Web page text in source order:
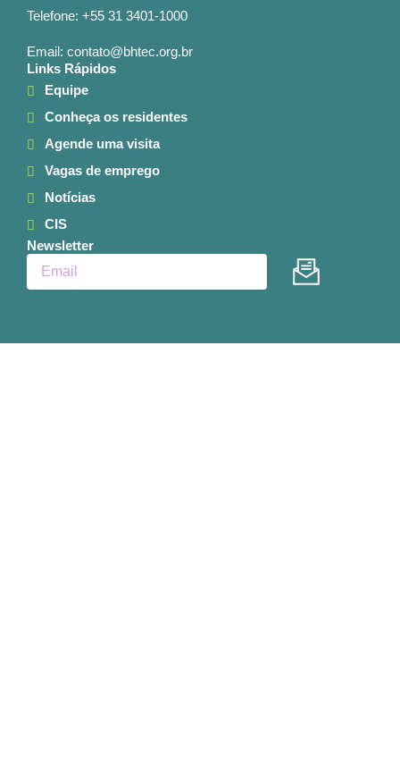
Telefone: +55 31 3401-1000
Email: contato@bhtec.org.br
Links Rápidos
Equipe
Conheça os residentes
Agende uma visita
Vagas de emprego
Notícias
CIS
Newsletter
Enviar